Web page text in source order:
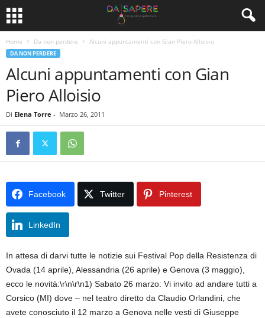
Home Da non perdere Alcuni appuntamenti con Gian Piero Alloisio
DA NON PERDERE
Alcuni appuntamenti con Gian
Piero Alloisio
Di Elena Torre - Marzo 26, 2011
Facebook Twitter Pinterest
LinkedIn
In attesa di darvi tutte le notizie sui Festival Pop della Resistenza di
Ovada (14 aprile), Alessandria (26 aprile) e Genova (3 maggio),
ecco le novità:\r\n\r\n1) Sabato 26 marzo: Vi invito ad andare tutti a
Corsico (MI) dove – nel teatro diretto da Claudio Orlandini, che
avete conosciuto il 12 marzo a Genova nelle vesti di Giuseppe